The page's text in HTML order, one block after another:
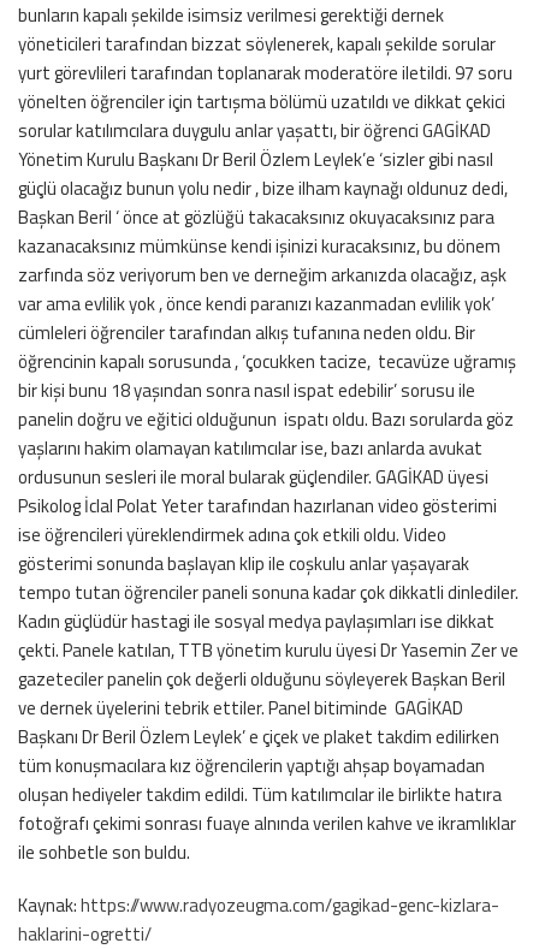
bunların kapalı şekilde isimsiz verilmesi gerektiği dernek
yöneticileri tarafından bizzat söylenerek, kapalı şekilde sorular
yurt görevlileri tarafından toplanarak moderatöre iletildi. 97 soru
yönelten öğrenciler için tartışma bölümü uzatıldı ve dikkat çekici
sorular katılımcılara duygulu anlar yaşattı, bir öğrenci GAGİKAD
Yönetim Kurulu Başkanı Dr Beril Özlem Leylek’e ‘sizler gibi nasıl
güçlü olacağız bunun yolu nedir , bize ilham kaynağı oldunuz dedi,
Başkan Beril ‘ önce at gözlüğü takacaksınız okuyacaksınız para
kazanacaksınız mümkünse kendi işinizi kuracaksınız, bu dönem
zarfında söz veriyorum ben ve derneğim arkanızda olacağız, aşk
var ama evlilik yok , önce kendi paranızı kazanmadan evlilik yok’
cümleleri öğrenciler tarafından alkış tufanına neden oldu. Bir
öğrencinin kapalı sorusunda , ‘çocukken tacize, tecavüze uğramış
bir kişi bunu 18 yaşından sonra nasıl ispat edebilir’ sorusu ile
panelin doğru ve eğitici olduğunun ispatı oldu. Bazı sorularda göz
yaşlarını hakim olamayan katılımcılar ise, bazı anlarda avukat
ordusunun sesleri ile moral bularak güçlendiler. GAGİKAD üyesi
Psikolog İclal Polat Yeter tarafından hazırlanan video gösterimi
ise öğrencileri yüreklendirmek adına çok etkili oldu. Video
gösterimi sonunda başlayan klip ile coşkulu anlar yaşayarak
tempo tutan öğrenciler paneli sonuna kadar çok dikkatli dinlediler.
Kadın güçlüdür hastagi ile sosyal medya paylaşımları ise dikkat
çekti. Panele katılan, TTB yönetim kurulu üyesi Dr Yasemin Zer ve
gazeteciler panelin çok değerli olduğunu söyleyerek Başkan Beril
ve dernek üyelerini tebrik ettiler. Panel bitiminde GAGİKAD
Başkanı Dr Beril Özlem Leylek’ e çiçek ve plaket takdim edilirken
tüm konuşmacılara kız öğrencilerin yaptığı ahşap boyamadan
oluşan hediyeler takdim edildi. Tüm katılımcılar ile birlikte hatıra
fotoğrafı çekimi sonrası fuaye alnında verilen kahve ve ikramlıklar
ile sohbetle son buldu.
Kaynak:https://www.radyozeugma.com/gagikad-genc-kizlara-
haklarini-ogretti/